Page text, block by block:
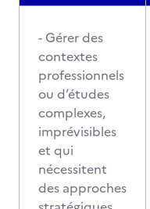
- Gérer des
contextes
professionnels
ou d’études
complexes,
imprévisibles
et qui
nécessitent
des approches